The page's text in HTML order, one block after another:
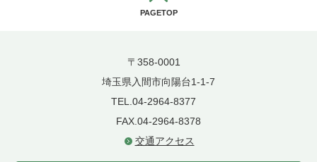
PAGETOP
〒358-0001
埼玉県入間市向陽台1-1-7
TEL.04-2964-8377
FAX.04-2964-8378
交通アクセス